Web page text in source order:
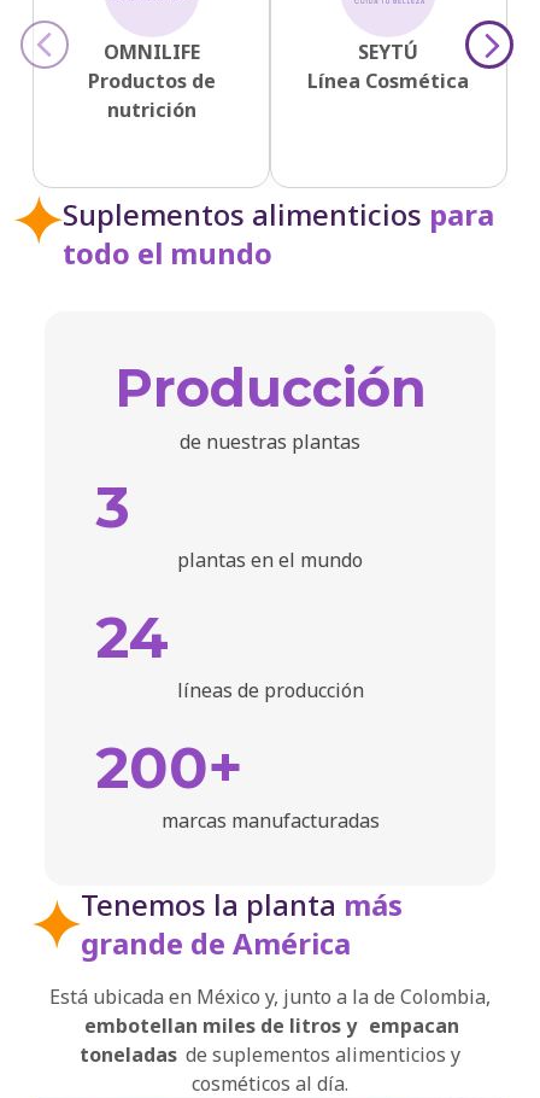
1995
2000
2003
2006
2006
2007
OMNILIFE
Productos de
nutrición
SEYTÚ
Línea Cosmética
‹ ›
Suplementos alimenticios para
todo el mundo
Producción
de nuestras plantas
3
plantas en el mundo
24
líneas de producción
200+
marcas manufacturadas
Tenemos la planta más
grande de América
Está ubicada en México y, junto a la de Colombia,
embotellan miles de litros y empacan
toneladas de suplementos alimenticios y
cosméticos al día.